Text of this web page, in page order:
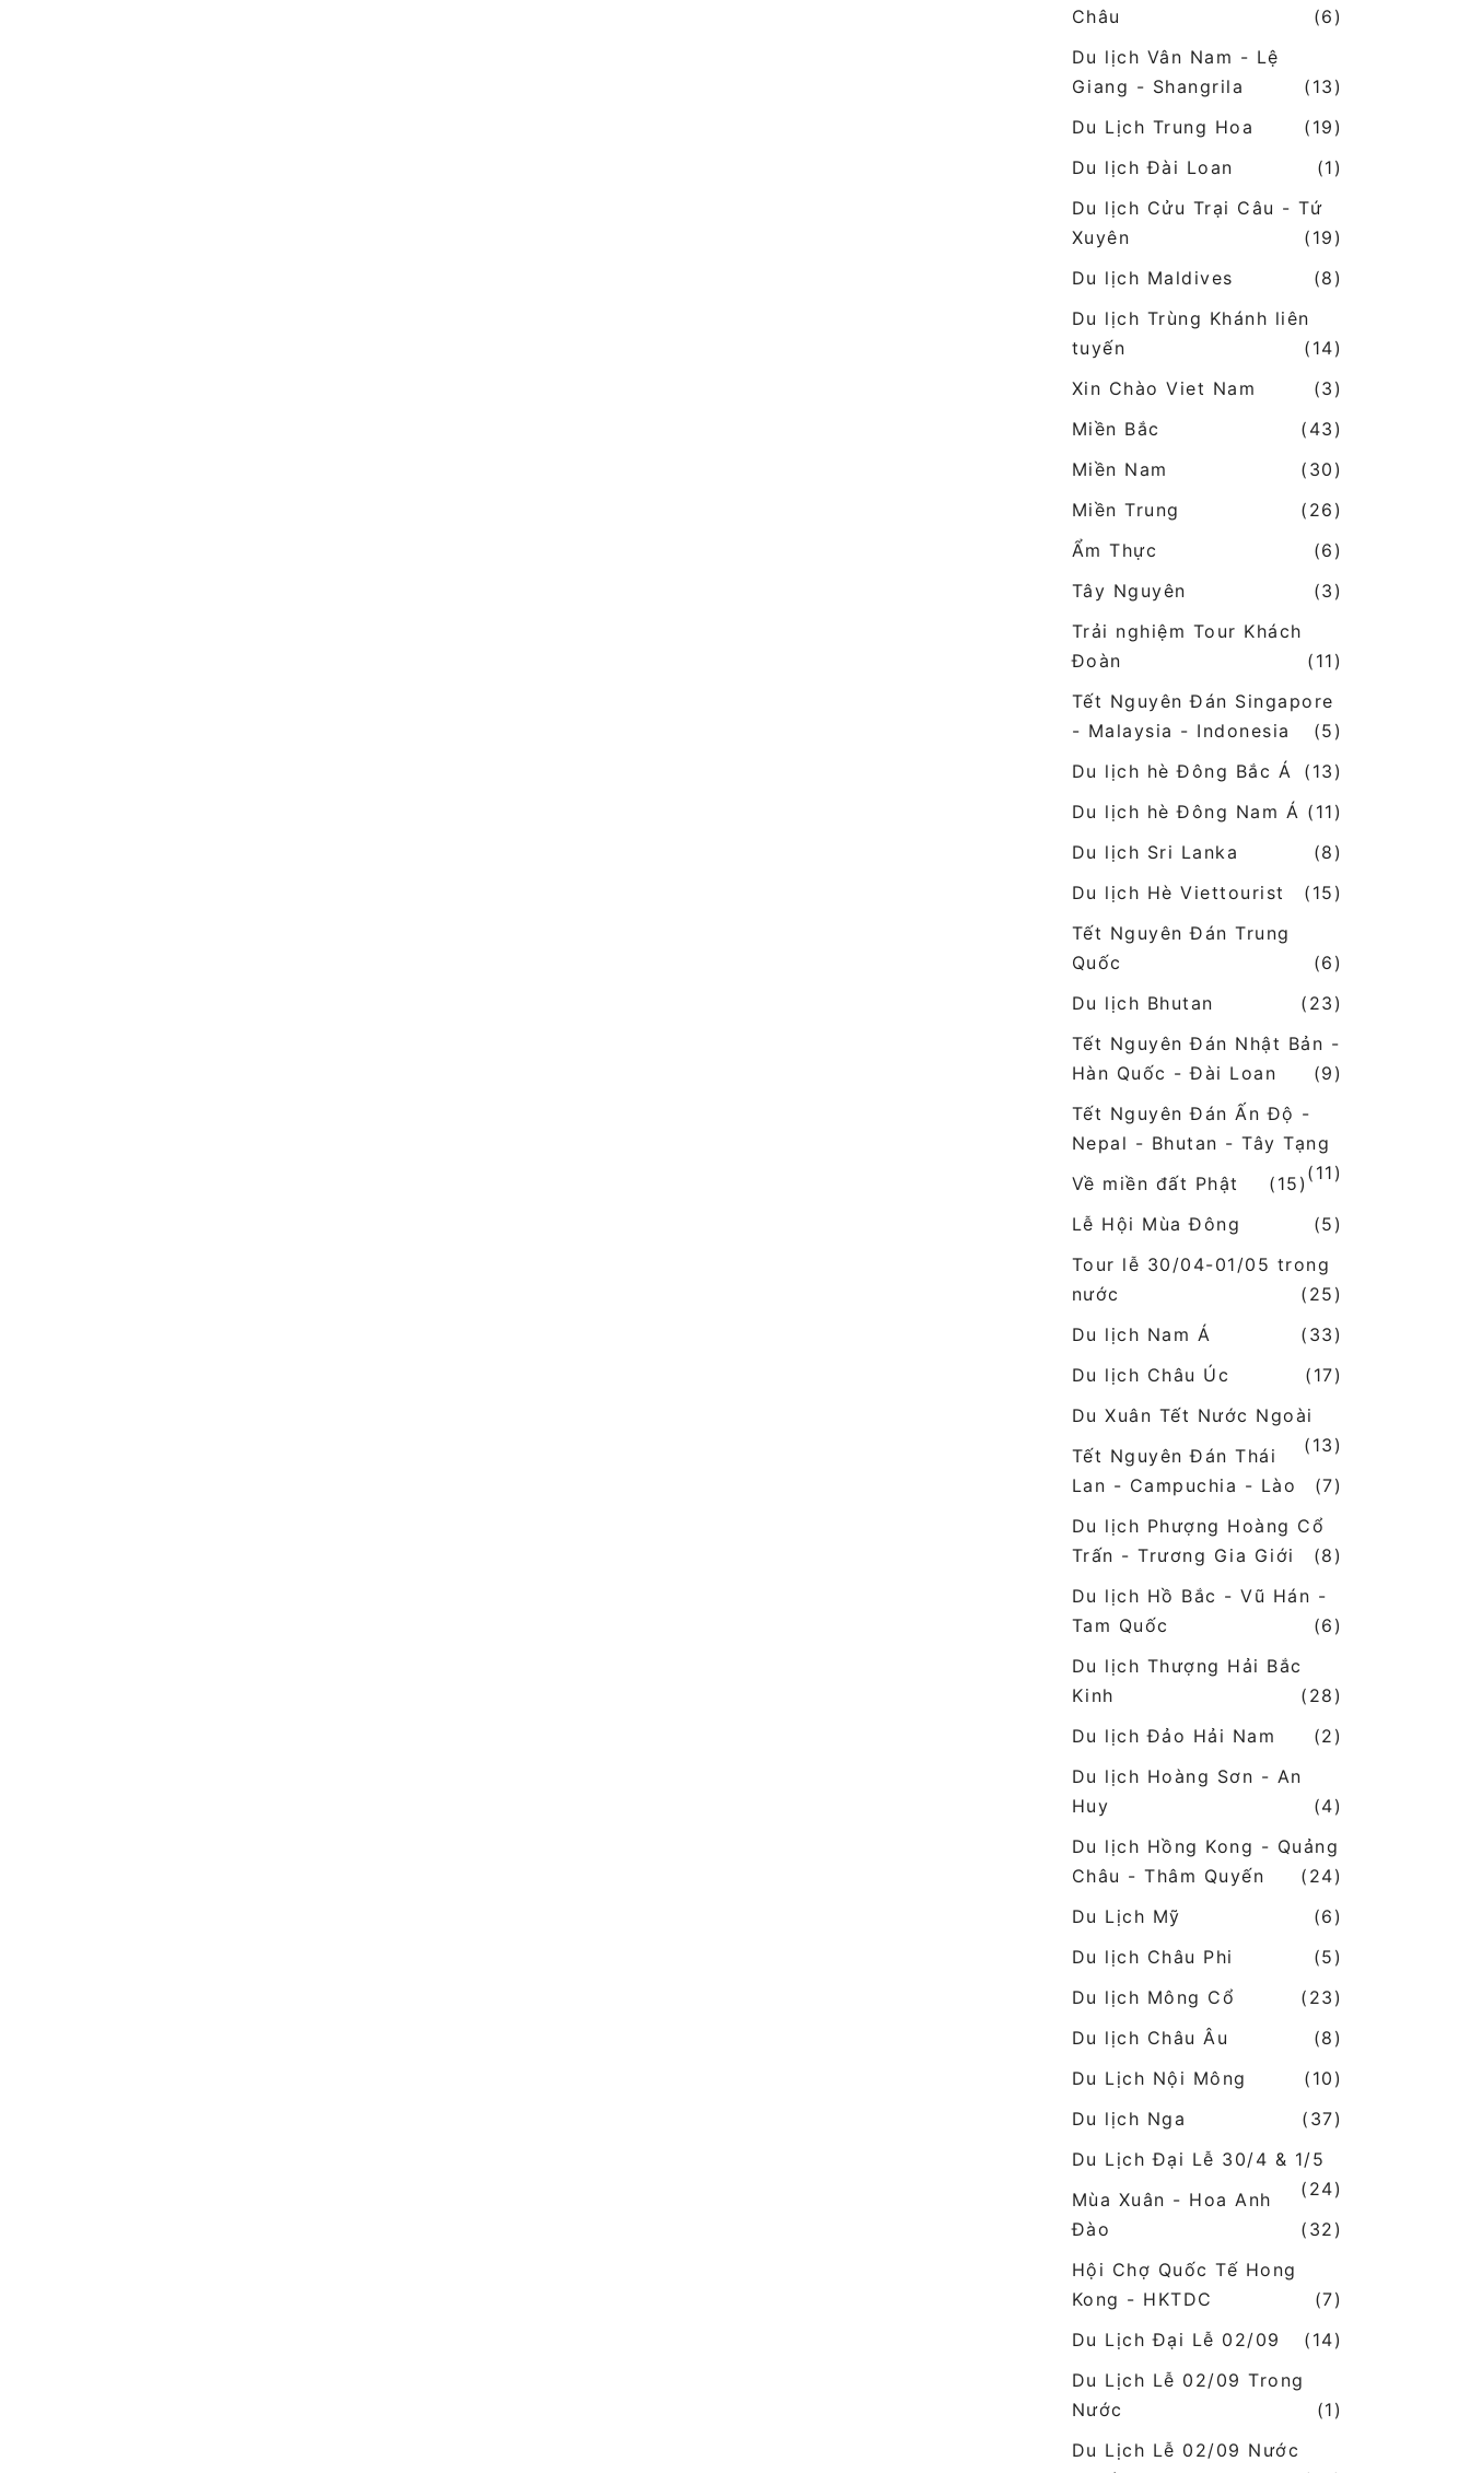
Châu
(6)
Du lịch Vân Nam - Lệ
Giang - Shangrila
(13)
Du Lịch Trung Hoa
(19)
Du lịch Đài Loan
(1)
Du lịch Cửu Trại Câu - Tứ
Xuyên
(19)
Du lịch Maldives
(8)
Du lịch Trùng Khánh liên
tuyến
(14)
Xin Chào Viet Nam
(3)
Miền Bắc
(43)
Miền Nam
(30)
Miền Trung
(26)
Ẩm Thực
(6)
Tây Nguyên
(3)
Trải nghiệm Tour Khách
Đoàn
(11)
Tết Nguyên Đán Singapore
- Malaysia - Indonesia
(5)
Du lịch hè Đông Bắc Á
(13)
Du lịch hè Đông Nam Á (11)
Du lịch Sri Lanka
(8)
Du lịch Hè Viettourist
(15)
Tết Nguyên Đán Trung
Quốc
(6)
Du lịch Bhutan
(23)
Tết Nguyên Đán Nhật Bản -
Hàn Quốc - Đài Loan
(9)
Tết Nguyên Đán Ấn Độ -
Nepal - Bhutan - Tây Tạng
(11)
Về miền đất Phật
(15)
Lễ Hội Mùa Đông
(5)
Tour lễ 30/04-01/05 trong
nước
(25)
Du lịch Nam Á
(33)
Du lịch Châu Úc
(17)
Du Xuân Tết Nước Ngoài
(13)
Tết Nguyên Đán Thái
Lan - Campuchia - Lào
(7)
Du lịch Phượng Hoàng Cổ
Trấn - Trương Gia Giới
(8)
Du lịch Hồ Bắc - Vũ Hán -
Tam Quốc
(6)
Du lịch Thượng Hải Bắc
Kinh
(28)
Du lịch Đảo Hải Nam
(2)
Du lịch Hoàng Sơn - An
Huy
(4)
Du lịch Hồng Kong - Quảng
Châu - Thâm Quyến
(24)
Du Lịch Mỹ
(6)
Du lịch Châu Phi
(5)
Du lịch Mông Cổ
(23)
Du lịch Châu Âu
(8)
Du Lịch Nội Mông
(10)
Du lịch Nga
(37)
Du Lịch Đại Lễ 30/4 & 1/5
(24)
Mùa Xuân - Hoa Anh
Đào
(32)
Hội Chợ Quốc Tế Hong
Kong - HKTDC
(7)
Du Lịch Đại Lễ 02/09
(14)
Du Lịch Lễ 02/09 Trong
Nước
(1)
Du Lịch Lễ 02/09 Nước